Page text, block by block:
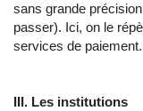
sans grande
passer). Ici, on le
services de paiement.
III. Les institutions